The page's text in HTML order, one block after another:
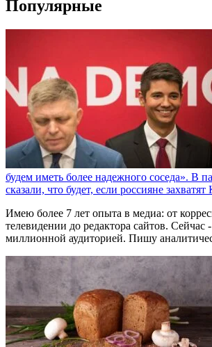
Популярные
будем иметь более надежного соседа». В
сказали, что будет, если россияне захватят
Имею более 7 лет опыта в медиа: от
телевидении до редактора сайтов. Сейчас
миллионной аудиторией. Пишу